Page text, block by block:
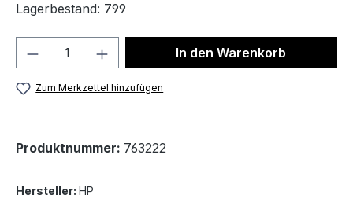
Lagerbestand: 799
Produkt Anzahl: Gib denIn den Warenkorb
Zum Merkzettel hinzufügen
Produktnummer: 763222
Hersteller: HP